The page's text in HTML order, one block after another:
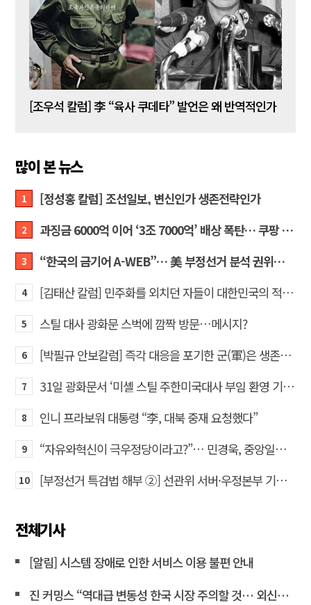
[조우석 칼럼] 李 “육사 쿠데타” 발언은 왜 반역적인가
많이 본 뉴스
1 [정성홍 칼럼] 조선일보, 변신인가 생존전략인가
2 과징금 6000억 이어 ‘3조 7000억’ 배상 폭탄… 쿠팡 때리기에 한미 통상 ‘초비상’
3 “한국의 금기어 A-WEB”… 美 부정선거 분석 권위자 프랭크 박사가 작심 비판한 한국 ‘선거 공작’의 실체
4 [김태산 칼럼] 민주화를 외치던 자들이 대한민국의 적이고 간첩이었다
5 스틸 대사 광화문 스벅에 깜짝 방문…메시지?
6 [박필규 안보칼럼] 즉각 대응을 포기한 군(軍)은 생존할 수 없다
7 31일 광화문서 ‘미셸 스틸 주한미국대사 부임 환영 기자회견’… 80여 개 단체 집결
8 인니 프라보워 대통령 “李, 대북 중재 요청했다”
9 “자유와혁신이 극우정당이라고?”… 민경욱, 중앙일보 직격
10 [부정선거 특검법 해부 ②] 선관위 서버·우정본부 기록까지…‘증거를 끌어오는 칼’
전체기사
[알림] 시스템 장애로 인한 서비스 이용 불편 안내
진 커밍스 “역대급 변동성 한국 시장 주의할 것… 외신도 이재명 비판”